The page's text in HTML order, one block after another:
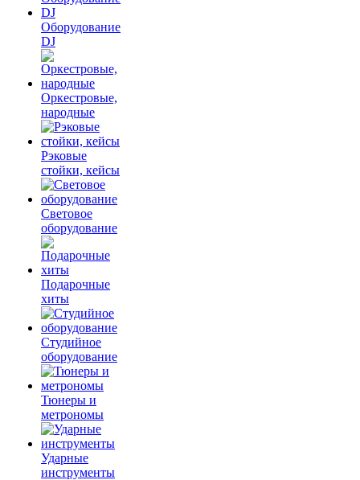
Оборудование
DJ
Оркестровые,
народные
Рэковые
стойки, кейсы
Световое
оборудование
Подарочные
хиты
Студийное
оборудование
Тюнеры и
метрономы
Ударные
инструменты